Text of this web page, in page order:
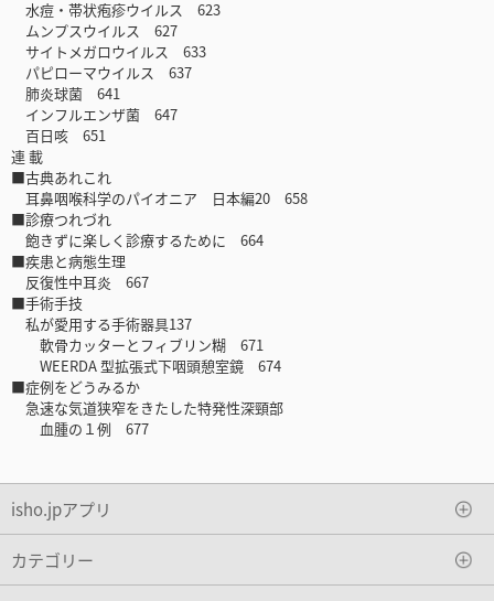
水痘・帯状疱疹ウイルス 623
ムンプスウイルス 627
サイトメガロウイルス 633
パピローマウイルス 637
肺炎球菌 641
インフルエンザ菌 647
百日咳 651
連 載
■古典あれこれ
耳鼻咽喉科学のパイオニア 日本編20 658
■診療つれづれ
飽きずに楽しく診療するために 664
■疾患と病態生理
反復性中耳炎 667
■手術手技
私が愛用する手術器具137
軟骨カッターとフィブリン糊 671
WEERDA 型拡張式下咽頭憩室鏡 674
■症例をどうみるか
急速な気道狭窄をきたした特発性深頸部
血腫の１例 677
isho.jpアプリ
カテゴリー